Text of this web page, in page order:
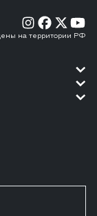
на территории РФ